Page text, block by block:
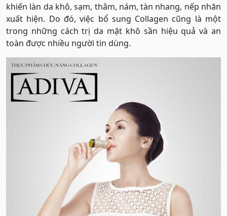
khiến làn da khô, sạm, thâm, nám, tàn nhang, nếp nhăn
xuất hiện. Do đó, việc bổ sung Collagen cũng là một
trong những cách trị da mặt khô sần hiệu quả và an
toàn được nhiều người tin dùng.